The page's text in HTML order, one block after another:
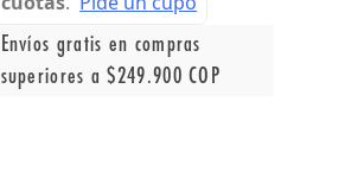
Envíos gratis en compras
superiores a $249.900 COP